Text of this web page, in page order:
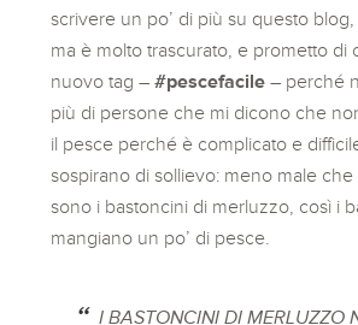
scrivere un po’ di più su questo
ma è molto trascurato, e prometto di
nuovo tag –#pescefacile – perché
più di persone che mi dicono che
il pesce perché è complicato e
sospirano di sollievo: meno male
sono i bastoncini di merluzzo, così i
mangiano un po’ di pesce.
I BASTONCINI DI MERLUZZO